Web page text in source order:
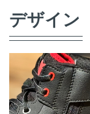
デザイン